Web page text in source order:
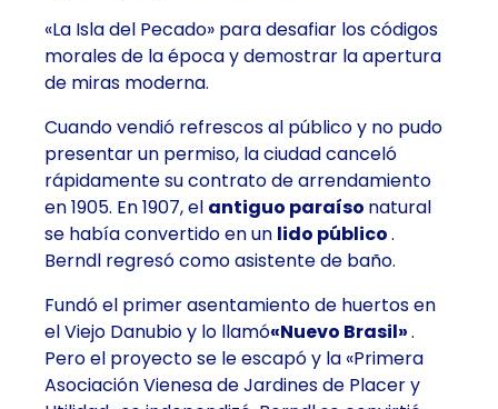
«La Isla del Pecado» para desafiar los códigos
morales de la época y demostrar la apertura
de miras moderna.
Cuando vendió refrescos al público y no pudo
presentar un permiso, la ciudad canceló
rápidamente su contrato de arrendamiento
en 1905. En 1907, el antiguo paraíso natural
se había convertido en un lido público.
Berndl regresó como asistente de baño.
Fundó el primer asentamiento de huertos en
el Viejo Danubio y lo llamó«Nuevo Brasil».
Pero el proyecto se le escapó y la «Primera
Asociación Vienesa de Jardines de Placer y